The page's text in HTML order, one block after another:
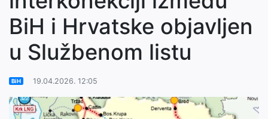
BiH i Hrvatske objavljen
u Službenom listu
BiH 19.04.2026. 12:05